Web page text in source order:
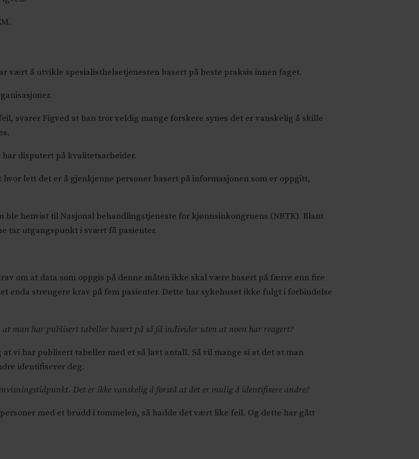
vært å utvikle spesialisthelsetjenesten basert på beste praksis innen faget.
svarer Figved at han tror veldig mange forskere synes det er vanskelig å skille
disputert på kvalitetsarbeider.
lett det er å gjenkjenne personer basert på informasjonen som er oppgitt,
ble henvist til Nasjonal behandlingstjeneste for kjønnsinkongruens (NBTK). Blant
tar utgangspunkt i svært få pasienter.
om at data som oppgis på denne måten ikke skal være basert på færre enn fire
enda strengere krav på fem pasienter. Dette har sykehuset ikke fulgt i forbindelse
man har publisert tabeller basert på så få individer uten at noen har reagert?
vi har publisert tabeller med et så lavt antall. Så vil mange si at det at man
identifiserer deg.
Det er ikke vanskelig å forstå at det er mulig å identifisere andre?
med et brudd i tommelen, så hadde det vært like feil. Og dette har gått